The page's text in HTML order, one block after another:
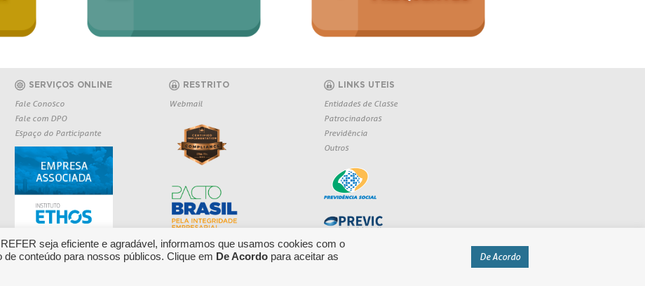
SERVIÇOS ONLINE
Fale Conosco
Fale com DPO
Espaço do Participante
RESTRITO
Webmail
LINKS UTEIS
Entidades de Classe
Patrocinadoras
Previdência
Outros
0800 709 6362
seja eficiente e agradável, informamos que usamos cookies com o
conteúdo para nossos públicos. Clique em De Acordo para aceitar as
De Acordo